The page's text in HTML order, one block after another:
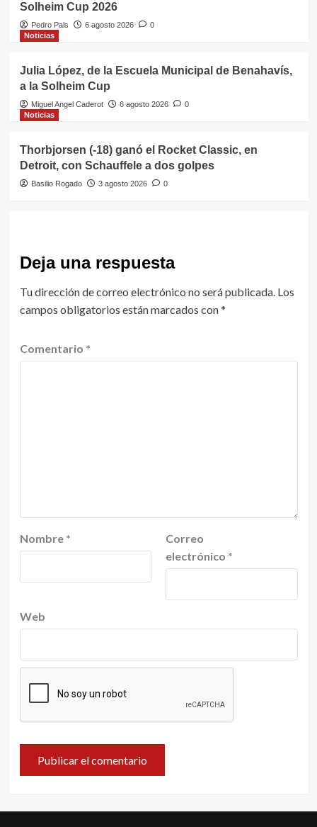
Solheim Cup 2026
Pedro Pals 6 agosto 2026
0
Noticias
Julia López, de la Escuela Municipal de Benahavís,
a la Solheim Cup
Miguel Angel Caderot 6 agosto 2026
0
Noticias
Thorbjorsen (-18) ganó el Rocket Classic, en
Detroit, con Schauffele a dos golpes
Basilio Rogado 3 agosto 2026 0
Deja una respuesta
Tu dirección de correo electrónico no será publicada. Los
campos obligatorios están marcados con*
Comentario *
Nombre *
Correo
electrónico *
Web